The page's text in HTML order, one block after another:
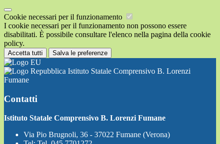
Cookie necessari per il funzionamento
I cookie necessari per il funzionamento non possono essere
disabilitati. È possibile consultare l'elenco nella pagina della cookie
policy.
Accetta tutti Salva le preferenze
Istituto Statale Comprensivo B. Lorenzi
Fumane
Contatti
Istituto Statale Comprensivo B. Lorenzi Fumane
Via Pio Brugnoli, 36 - 37022 Fumane (Verona)